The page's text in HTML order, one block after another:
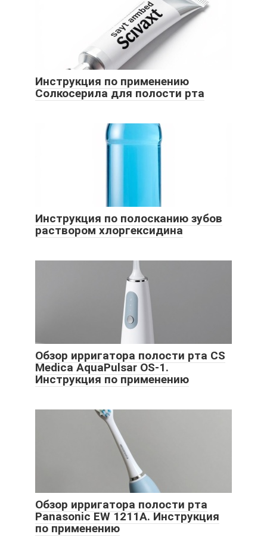
Инструкция по применению
Солкосерила для полости рта
Инструкция по полосканию зубов
раствором хлоргексидина
Обзор ирригатора полости рта CS
Medica AquaPulsar OS-1.
Инструкция по применению
Обзор ирригатора полости рта
Panasonic EW 1211A. Инструкция
по применению